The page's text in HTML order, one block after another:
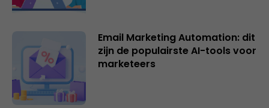
Email Marketing Automation: dit
zijn de populairste AI-tools voor
marketeers